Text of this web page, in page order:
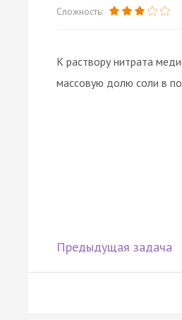
Сложность:
К раствору нитрата
массовую долю соли в
Предыдущая задача